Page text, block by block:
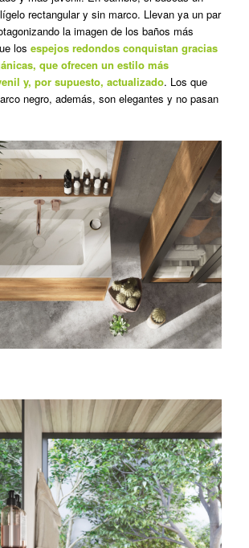
rectangular y sin marco. Llevan ya un par
la imagen de los baños más
los espejos redondos conquistan gracias
que ofrecen un estilo más
y, por supuesto, actualizado. Los que
negro, además, son elegantes y no pasan